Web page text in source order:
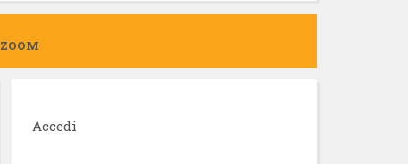
ZOOM
Accedi